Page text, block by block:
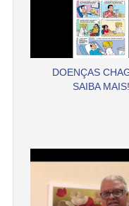
DOENÇAS
SAIBA MAIS!